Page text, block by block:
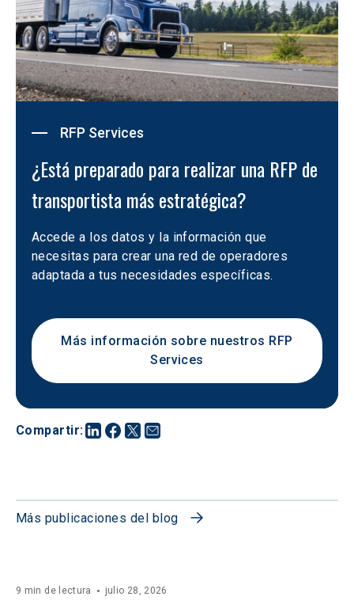
Compartir:
RFP Services
¿Está preparado para realizar una RFP de
transportista más estratégica?
Accede a los datos y la información que
necesitas para crear una red de operadores
adaptada a tus necesidades específicas.
Más información sobre nuestros RFP
Services
Más publicaciones del blog
9 min de lectura julio 28, 2026